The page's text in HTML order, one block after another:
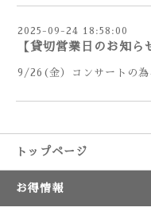
2025-09-24 18:58:00
【貸切営業日のお知ら
9/26(金）コンサートの為
トップページ
お得情報